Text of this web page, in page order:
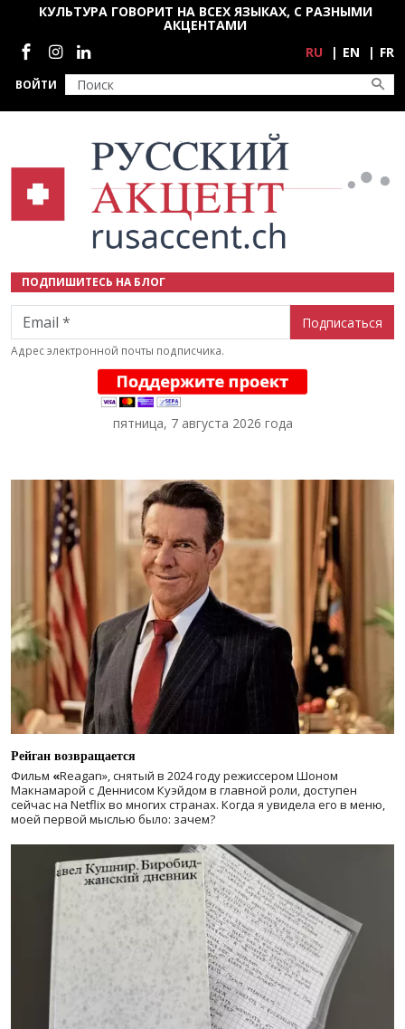
Перейти к основному содержанию
ВОЙТИ
КУЛЬТУРА ГОВОРИТ НА ВСЕХ ЯЗЫКАХ, С РАЗНЫМИ
АКЦЕНТАМИ
Социальные сети
RU EN FR
ПОДПИШИТЕСЬ НА БЛОГ
Email
Адрес электронной почты подписчика.
пятница, 7 августа 2026 года
Рейган возвращается
Фильм «Reagan», снятый в 2024 годурежиссером Шоном
Макнамарой с Деннисом Куэйдом в главной роли, доступен
сейчас на Netflix во многих странах. Когда я увидела его в меню,
моей первой мыслью было: зачем?